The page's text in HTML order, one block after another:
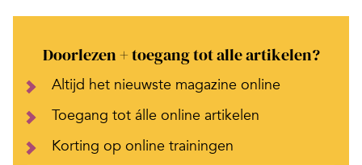
Doorlezen + toegang tot alle artikelen?
Altijd het nieuwste magazine online
Toegang tot álle online artikelen
Korting op online trainingen